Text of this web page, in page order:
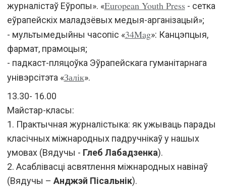
журналістаў Еўропы». «European Youth Press- сетка
еўрапейскіх маладзёвых медыя-арганізацый»;
- мультымедыйны часопіс «34Mag»: Канцэпцыя,
фармат, прамоцыя;
- падкаст-пляцоўка Эўрапейскага гуманітарнага
унівэрсітэта «Залік».
13.30- 16.00
Майстар-класы:
1. Практычная журналістыка: як ужываць парады
класічных міжнародных падручнікаў у нашых
умовах (Вядучы - Глеб Лабадзенка).
2. Асаблівасці асвятлення міжнародных навінаў
(Вядучы – Анджэй Пісальнік).